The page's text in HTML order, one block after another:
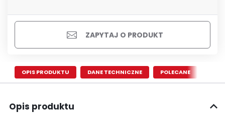
ZAPYTAJ O PRODUKT
OPIS PRODUKTU DANE TECHNICZNE POLECANE
Opis produktu